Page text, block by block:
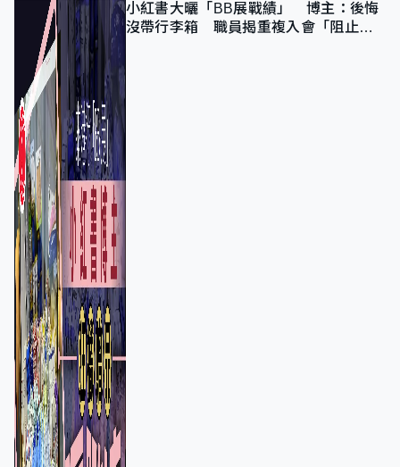
小紅書大曬「BB展戰績」 博主：後悔
沒帶行李箱 職員揭重複入會「阻止唔